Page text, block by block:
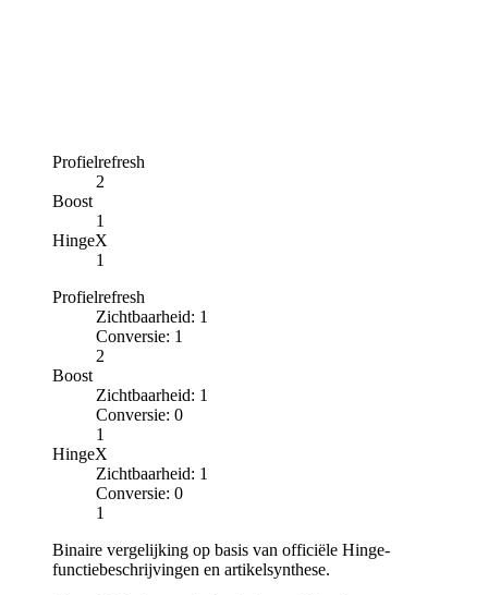
Profielrefresh
2
Boost
1
HingeX
1
Profielrefresh
Zichtbaarheid: 1
Conversie: 1
2
Boost
Zichtbaarheid: 1
Conversie: 0
1
HingeX
Zichtbaarheid: 1
Conversie: 0
1
Binaire vergelijking op basis van officiële Hinge-
functiebeschrijvingen en artikelsynthese.